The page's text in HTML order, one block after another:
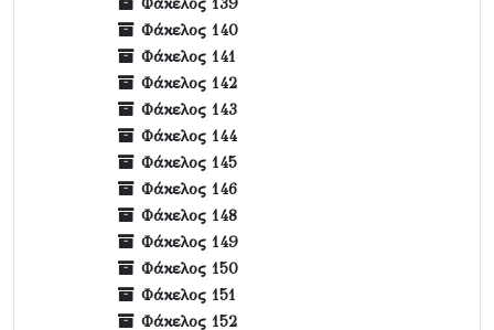
Φάκελος 140
Φάκελος 141
Φάκελος 142
Φάκελος 143
Φάκελος 144
Φάκελος 145
Φάκελος 146
Φάκελος 148
Φάκελος 149
Φάκελος 150
Φάκελος 151
Φάκελος 152